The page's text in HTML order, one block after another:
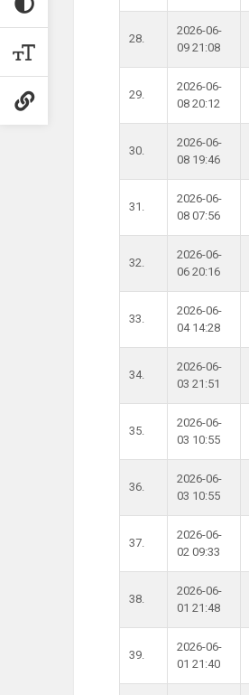
28.
2026-06-
09 21:08
29.
2026-06-
08 20:12
30.
2026-06-
08 19:46
31.
2026-06-
08 07:56
32.
2026-06-
06 20:16
33.
2026-06-
04 14:28
34.
2026-06-
03 21:51
35.
2026-06-
03 10:55
36.
2026-06-
03 10:55
37.
2026-06-
02 09:33
38.
2026-06-
01 21:48
39.
2026-06-
01 21:40